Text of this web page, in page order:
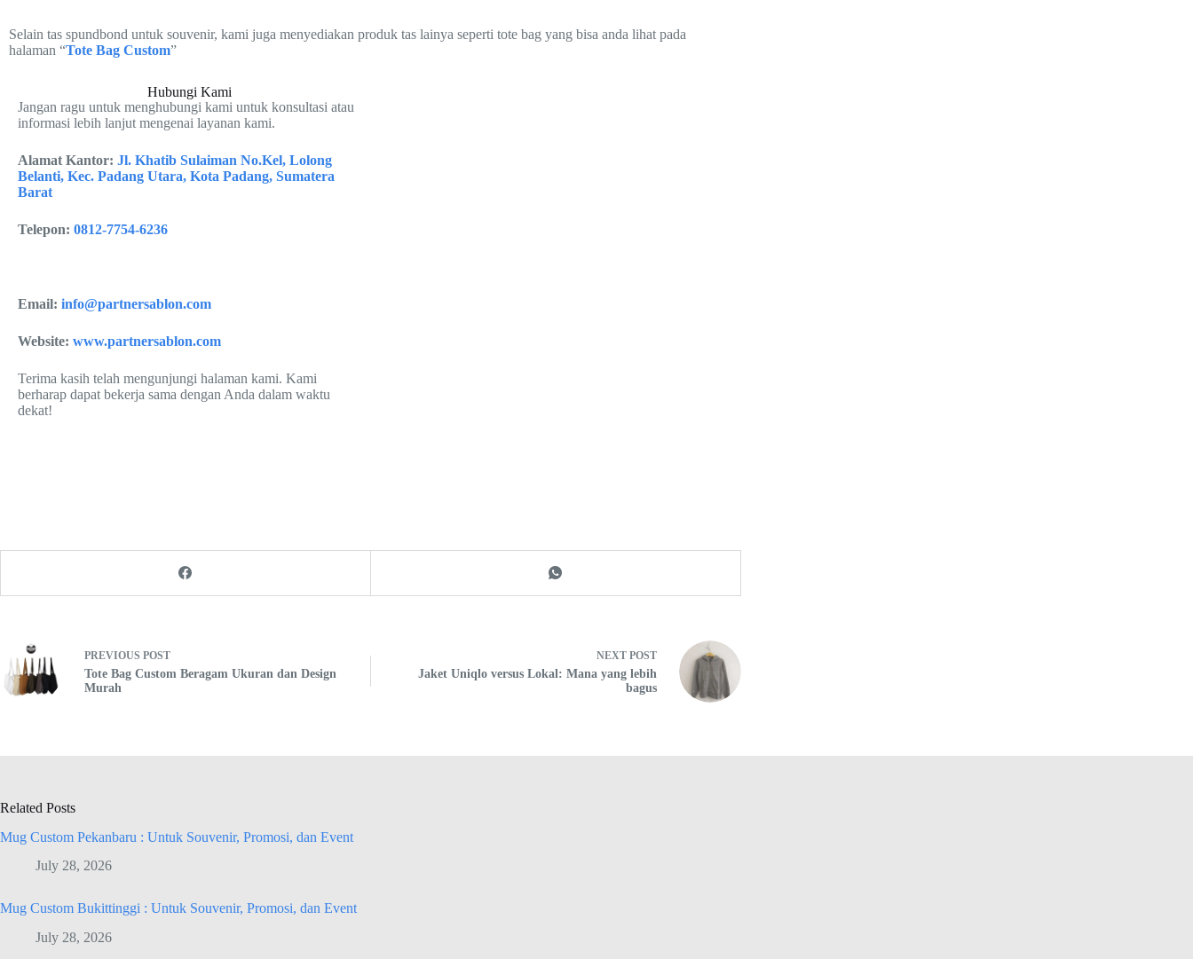
Selain tas spundbond untuk souvenir, kami juga menyediakan produk tas lainya seperti tote bag yang bisa anda lihat pada
halaman “Tote Bag Custom”
Hubungi Kami
Jangan ragu untuk menghubungi kami untuk konsultasi atau
informasi lebih lanjut mengenai layanan kami.
Alamat Kantor: Jl. Khatib Sulaiman No.Kel, Lolong
Belanti, Kec. Padang Utara, Kota Padang, Sumatera
Barat
Telepon: 0812-7754-6236
Email: info@partnersablon.com
Website: www.partnersablon.com
Terima kasih telah mengunjungi halaman kami. Kami
berharap dapat bekerja sama dengan Anda dalam waktu
dekat!
PREVIOUS POST
Tote Bag Custom Beragam Ukuran dan Design
Murah
NEXT POST
Jaket Uniqlo versus Lokal: Mana yang lebih
bagus
Related Posts
Mug Custom Pekanbaru : Untuk Souvenir, Promosi, dan Event
July 28, 2026
Mug Custom Bukittinggi : Untuk Souvenir, Promosi, dan Event
July 28, 2026